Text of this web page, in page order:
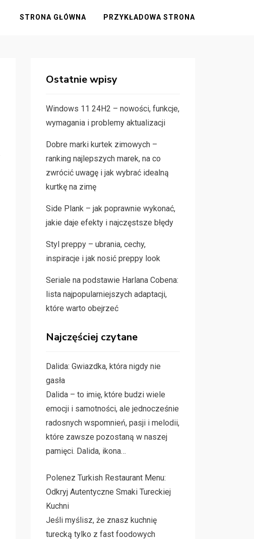
STRONA GŁÓWNA PRZYKŁADOWA STRONA
Ostatnie wpisy
Windows 11 24H2 – nowości, funkcje,
wymagania i problemy aktualizacji
Dobre marki kurtek zimowych –
ranking najlepszych marek, na co
zwrócić uwagę i jak wybrać idealną
kurtkę na zimę
Side Plank – jak poprawnie wykonać,
jakie daje efekty i najczęstsze błędy
Styl preppy – ubrania, cechy,
inspiracje i jak nosić preppy look
Seriale na podstawie Harlana Cobena:
lista najpopularniejszych adaptacji,
które warto obejrzeć
Najczęściej czytane
Dalida: Gwiazdka, która nigdy nie
gasła
Dalida – to imię, które budzi wiele
emocji i samotności, ale jednocześnie
radosnych wspomnień, pasji i melodii,
które zawsze pozostaną w naszej
pamięci. Dalida, ikona…
Polenez Turkish Restaurant Menu:
Odkryj Autentyczne Smaki Tureckiej
Kuchni
Jeśli myślisz, że znasz kuchnię
turecką tylko z fast foodowych